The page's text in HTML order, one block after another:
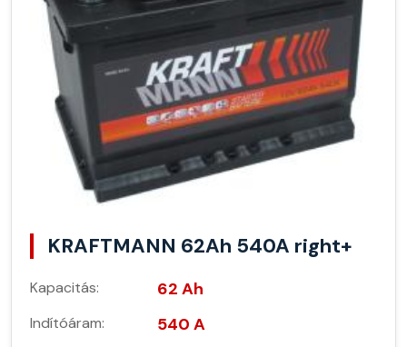
KRAFTMANN 62Ah 540A right+
Kapacitás: 62 Ah
Indítóáram: 540 A